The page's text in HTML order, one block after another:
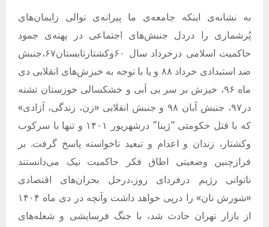
به نشانه‌ی اینکه جامعه‌ی ما پیرانه‌ی توالی زایمان‌های
پُرشماری را دردل جنبش‌های اجتماعی در پهنه‌ی جمود
حاکمیت اسلامی درخرداد سال
۶ ۰ وکشتارتابستان۶۷،جنبش
ضد استبدادی خرداد ۸۸ و یا با توجه به خیزش‌های انقلابی دی
ماه ۹۶، خیزش بر سر بی آبی و خشکسالی خوزستان تشنه
در۹۷، جنبش آبان ۹۸ و جنبش انقلابی «زن، زندگی، آزادی»
که با قتل حکومتی “ژینا” درشهریور
۱۴۰۱ و تنها با سرکوب
وکشتار، زندان و اعدام و تبعید ناخواسته پاسخ گرفت. بر
فرازچنین وضعیتی اطاق فکر حاکمیت نیک می‌دانستند
ناتوانی رژیم درفردای روز،درحل بحران‌های اقتصادی
«شورش نان» را درپی خواهد داشت وآنچه در دی ماه ۱۴۰۴
از بازار تهران حادث شد، با جنگ فرسایشی و شعله‌های